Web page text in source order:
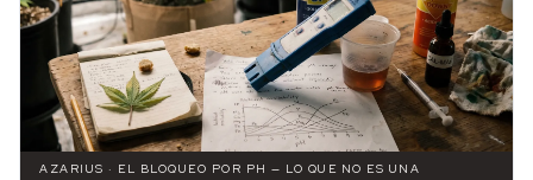
AZARIUS · EL BLOQUEO POR PH — LO QUE NO ES UNA